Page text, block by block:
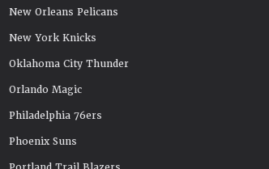
New Orleans Pelicans
New York Knicks
Oklahoma City Thunder
Orlando Magic
Philadelphia 76ers
Phoenix Suns